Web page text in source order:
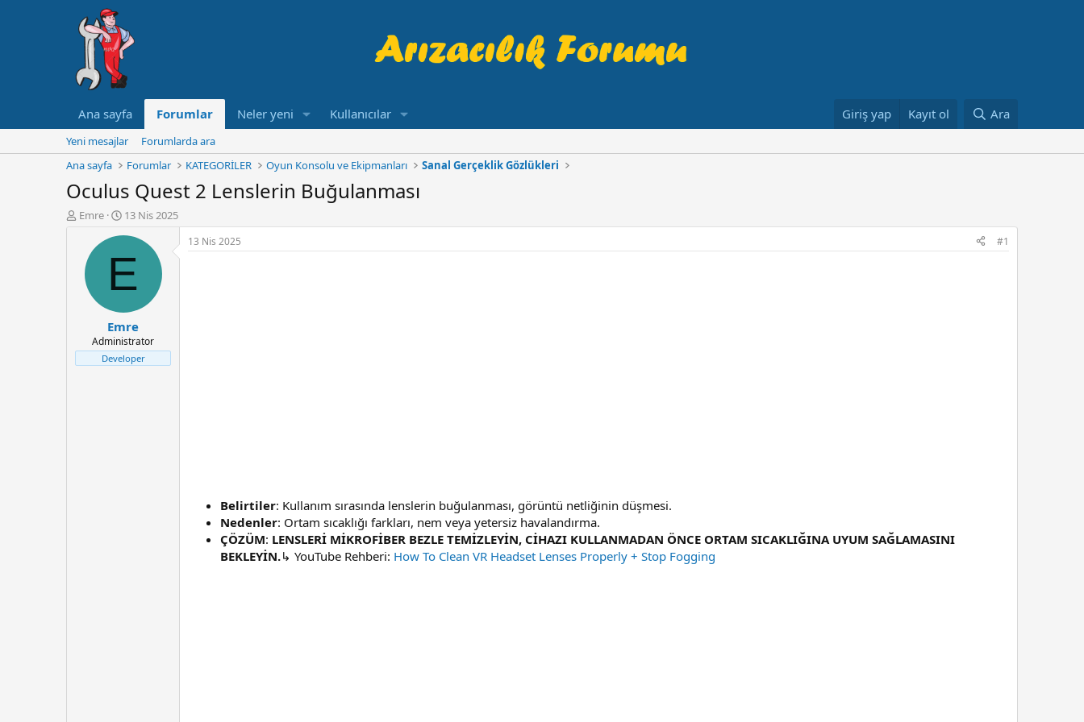
Ana sayfa Forumlar Neler yeni Kullanıcılar Giriş yap Kayıt ol Ara
Yeni mesajlar
Forumlarda ara
Ana sayfa
Forumlar KATEGORİLER Oyun Konsolu ve Ekipmanları Sanal Gerçeklik Gözlükleri
Oculus Quest 2 Lenslerin Buğulanması
K
Emre
B
l
a
n
ı
ç
t
a
13 Nis 2025
E
Emre
Administrator
Developer
13 Nis 2025 #1
Belirtiler: Kullanım sırasında lenslerin buğulanması, görüntü netliğinin düşmesi.
Nedenler: Ortam sıcaklığı farkları, nem veya yetersiz havalandırma.
ÇÖZÜM: LENSLERİ MİKROFİBER BEZLE TEMİZLEYİN, CİHAZI KULLANMADAN ÖNCE ORTAM SICAKLIĞINA UYUM SAĞLAMASINI
BEKLEYİN.↳ YouTube Rehberi: How To Clean VR Headset Lenses Properly + Stop Fogging